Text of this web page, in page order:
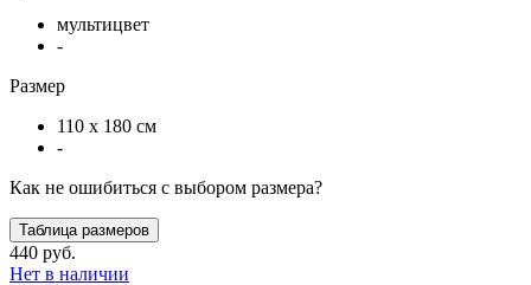
мультицвет
-
Размер
110 х 180 см
-
Как не ошибиться с выбором размера?
Таблица размеров
440 руб.
Нет в наличии